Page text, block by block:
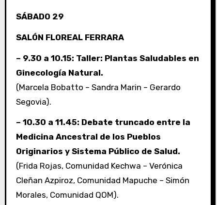
SÁBADO 29
SALÓN FLOREAL FERRARA
– 9.30 a 10.15: Taller: Plantas Saludables en
Ginecología Natural.
(Marcela Bobatto – Sandra Marin – Gerardo
Segovia).
– 10.30 a 11.45: Debate truncado entre la
Medicina Ancestral de los Pueblos
Originarios y Sistema Público de Salud.
(Frida Rojas, Comunidad Kechwa – Verónica
Cleñan Azpiroz, Comunidad Mapuche – Simón
Morales, Comunidad QOM).